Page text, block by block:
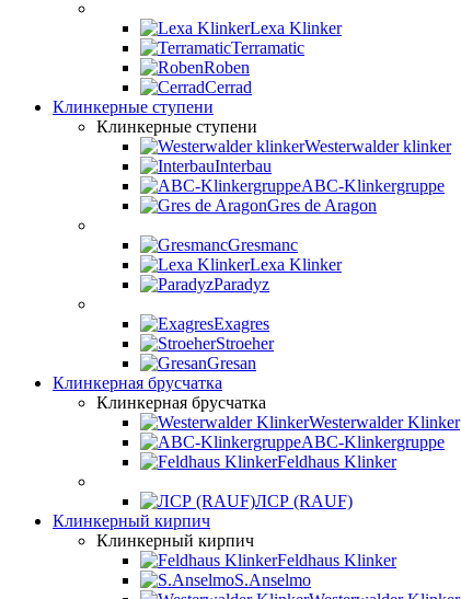
Lexa Klinker
Terramatic
Roben
Cerrad
Клинкерные ступени
Клинкерные ступени
Westerwalder klinker
Interbau
ABC-Klinkergruppe
Gres de Aragon
Gresmanc
Lexa Klinker
Paradyz
Exagres
Stroeher
Gresan
Клинкерная брусчатка
Клинкерная брусчатка
Westerwalder Klinker
ABC-Klinkergruppe
Feldhaus Klinker
ЛСР (RAUF)
Клинкерный кирпич
Клинкерный кирпич
Feldhaus Klinker
S.Anselmo